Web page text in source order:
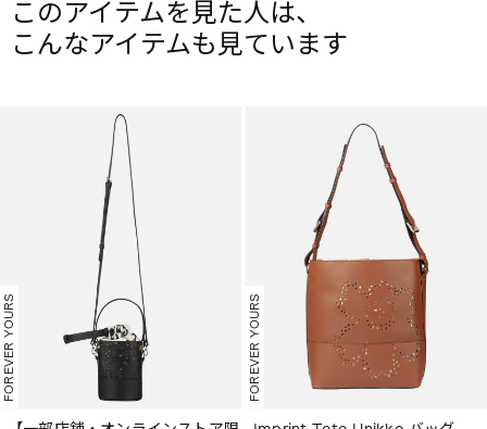
このアイテムを見た人は、
こんなアイテムも見ています
FOREVER YOURS FOREVER YOURS